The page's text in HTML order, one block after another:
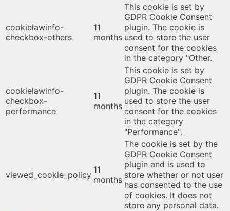
cookielawinfo-
checkbox-others
11
months
This cookie is set by
GDPR Cookie Consent
plugin. The cookie is
used to store the user
consent for the cookies
in the category "Other.
cookielawinfo-
checkbox-
performance
11
months
This cookie is set by
GDPR Cookie Consent
plugin. The cookie is
used to store the user
consent for the cookies
in the category
"Performance".
viewed_cookie_policy 11
months
The cookie is set by the
GDPR Cookie Consent
plugin and is used to
store whether or not user
has consented to the use
of cookies. It does not
store any personal data.